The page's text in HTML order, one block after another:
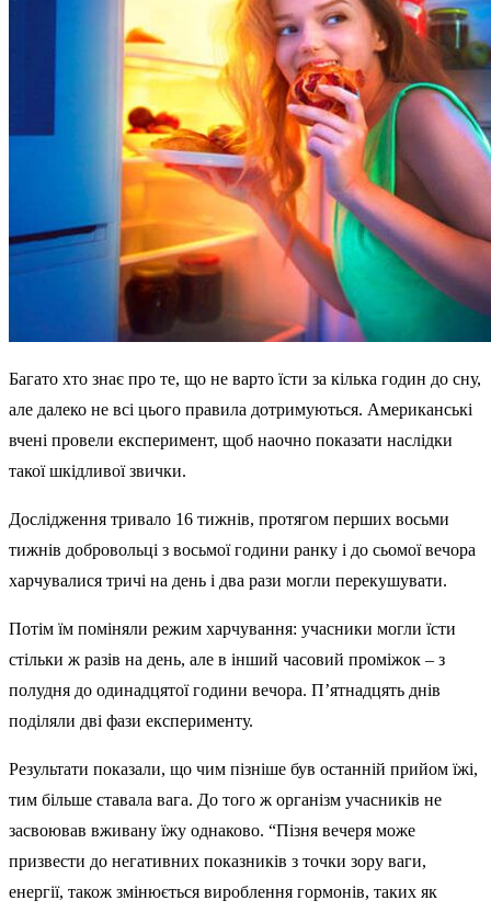
Багато хто знає про те, що не варто їсти за кілька годин до сну,
але далеко не всі цього правила дотримуються. Американські
вчені провели експеримент, щоб наочно показати наслідки
такої шкідливої звички.
Дослідження тривало 16 тижнів, протягом перших восьми
тижнів добровольці з восьмої години ранку і до сьомої вечора
харчувалися тричі на день і два рази могли перекушувати.
Потім їм поміняли режим харчування: учасники могли їсти
стільки ж разів на день, але в інший часовий проміжок – з
полудня до одинадцятої години вечора. П’ятнадцять днів
поділяли дві фази експерименту.
Результати показали, що чим пізніше був останній прийом їжі,
тим більше ставала вага. До того ж організм учасників не
засвоював вживану їжу однаково. “Пізня вечеря може
призвести до негативних показників з точки зору ваги,
енергії, також змінюється вироблення гормонів, таких як